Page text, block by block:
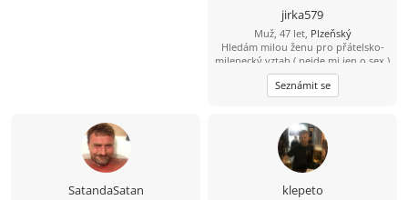
jirka579
Muž, 47 let, Plzeňský
Hledám milou ženu pro přátelsko-
milenecký vztah ( nejde mi jen o sex )
bez narušení soukromí, mám rodinu
a nechci opustit děti . Prostě
potřebuji utéct od stereotypu
Seznámit se
SatandaSatan klepeto